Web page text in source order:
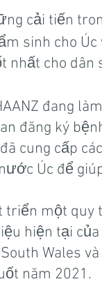
cải tiến
sinh cho
nhất cho dân
đang
đăng ký
cung cấp
Úc để
triển một
hiện tại
Wales
năm 2021.